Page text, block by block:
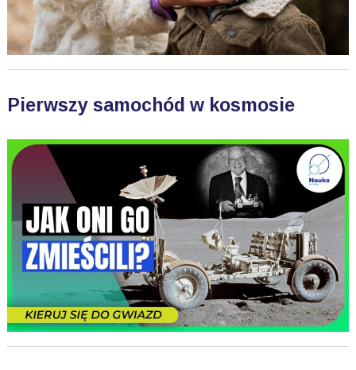
Pierwszy samochód w kosmosie